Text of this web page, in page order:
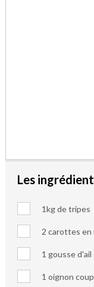
Les
1kg de tripes
2 carottes en
1 gousse
1 oignon